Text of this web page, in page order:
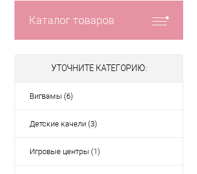
Каталог товаров
УТОЧНИТЕ КАТЕГОРИЮ:
Вигвамы (6)
Детские качели (3)
Игровые центры (1)